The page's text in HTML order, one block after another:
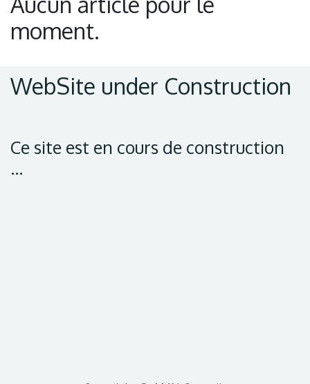
moment.
WebSite under Construction
Ce site est en cours de construction
...